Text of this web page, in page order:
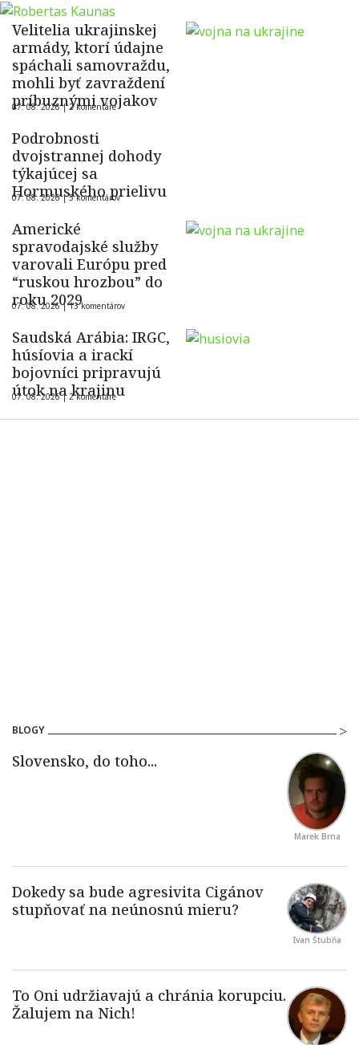
Velitelia ukrajinskej
armády, ktorí údajne
spáchali samovraždu,
mohli byť zavraždení
príbuznými vojakov
07. 08. 2026 |2 komentáre
Podrobnosti
dvojstrannej dohody
týkajúcej sa
Hormuského prielivu
07. 08. 2026 |5 komentárov
Americké
spravodajské služby
varovali Európu pred
“ruskou hrozbou” do
roku 2029
07. 08. 2026 |13 komentárov
Saudská Arábia: IRGC,
húsíovia a irackí
bojovníci pripravujú
útok na krajinu
07. 08. 2026 | 2 komentáre
BLOGY
Marek Brna
Ivan Štubňa